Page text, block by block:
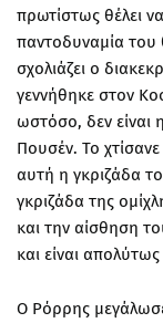
πρωτίστως θέλει
παντοδυναμία του
σχολιάζει ο
γεννήθηκε στον
ωστόσο, δεν
Πουσέν. Το
αυτή η γκριζάδα
γκριζάδα της
και την αίσθηση
και είναι
Ο Ρόρρης